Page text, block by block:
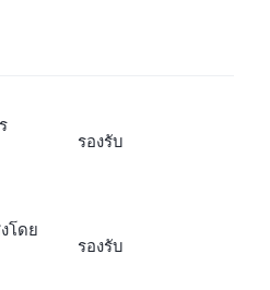
รองรับ
โดย
รองรับ